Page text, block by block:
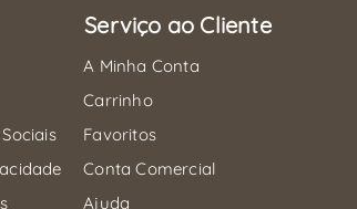
Serviço ao Cliente
A Minha Conta
Carrinho
Favoritos
Conta Comercial
Ajuda